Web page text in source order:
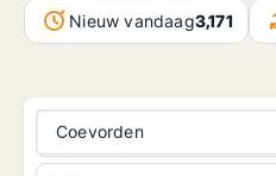
Nieuw vandaag3,171
Coevorden